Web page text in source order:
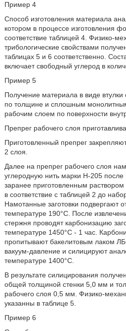
Пример 4
Способ изготовления материала
котором в процессе изготовления
соответствие таблицей 4. Физико-
трибологические свойствами
таблицах 5 и 6 соответственно.
включает свободный углерод в
Пример 5
Получение материала в виде
по толщине и сплошным
рабочим слоем по поверхности
Препрег рабочего слоя
Приготовленный препрег
2 слоя.
Далее на препрег рабочего слоя
углеродную нить марки Н-205 после
заранее приготовленным
в соответствие с таблицей 2 до
Намотанные заготовки подвергают
температуре 190°С. После
стержня проводят карбонизацию
температуре 1450°С - 1 час.
пропитывают бакелитовым лаком
вакуум-давление и силицируют
температуре 1400°С.
В результате силицирования
общей толщиной стенки 5,0 мм и
рабочего слоя 0,5 мм. Физико-
указанны в таблице 5.
Пример 6